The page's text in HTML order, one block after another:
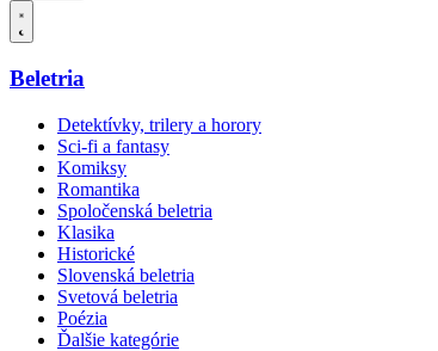
Beletria
Detektívky, trilery a horory
Sci-fi a fantasy
Komiksy
Romantika
Spoločenská beletria
Klasika
Historické
Slovenská beletria
Svetová beletria
Poézia
Ďalšie kategórie